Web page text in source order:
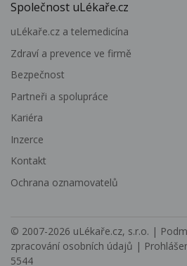
Společnost uLékaře.cz
uLékaře.cz a telemedicína
Zdraví a prevence ve firmě
Bezpečnost
Partneři a spolupráce
Kariéra
Inzerce
Kontakt
Ochrana oznamovatelů
© 2007-2026 uLékaře.cz, s.r.o. |
zpracování osobních údajů |
5544